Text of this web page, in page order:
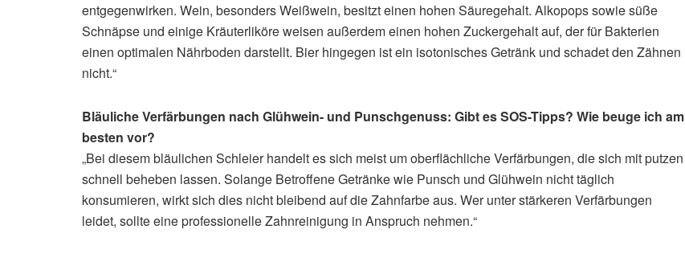
entgegenwirken. Wein, besonders Weißwein, besitzt einen hohen Säuregehalt. Alkopops sowie süße
Schnäpse und einige Kräuterliköre weisen außerdem einen hohen Zuckergehalt auf, der für Bakterien
einen optimalen Nährboden darstellt. Bier hingegen ist ein isotonisches Getränk und schadet den Zähnen
nicht.“
Bläuliche Verfärbungen nach Glühwein- und Punschgenuss: Gibt es SOS-Tipps? Wie beuge ich am
besten vor?
„Bei diesem bläulichen Schleier handelt es sich meist um oberflächliche Verfärbungen, die sich mit putzen
schnell beheben lassen. Solange Betroffene Getränke wie Punsch und Glühwein nicht täglich
konsumieren, wirkt sich dies nicht bleibend auf die Zahnfarbe aus. Wer unter stärkeren Verfärbungen
leidet, sollte eine professionelle Zahnreinigung in Anspruch nehmen.“